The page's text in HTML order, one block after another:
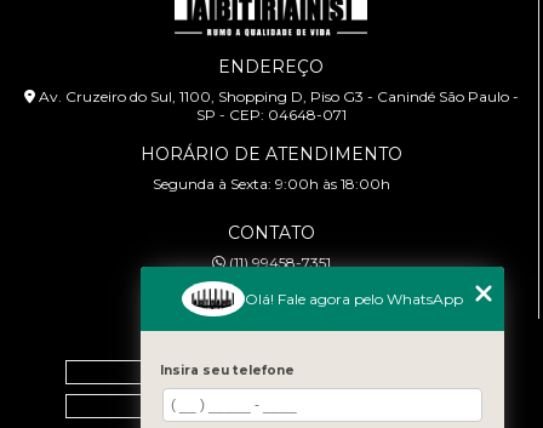
ENDEREÇO
Av. Cruzeiro do Sul, 1100, Shopping D, Piso G3 - Canindé São Paulo -
SP - CEP: 04648-071
HORÁRIO DE ATENDIMENTO
Segunda à Sexta: 9:00h às 18:00h
CONTATO
(11) 99458-7351
cursoabtrans@gmail.com
Home
Empresa
Olá! Fale agora pelo WhatsApp
Insira seu telefone